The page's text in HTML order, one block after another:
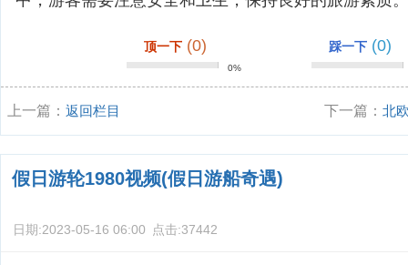
顶一下 (0)
0%
踩一下 (0)
上一篇： 返回栏目 下一篇：北
假日游轮1980视频(假日游船奇遇)
日期:2023-05-16 06:00 点击:37442